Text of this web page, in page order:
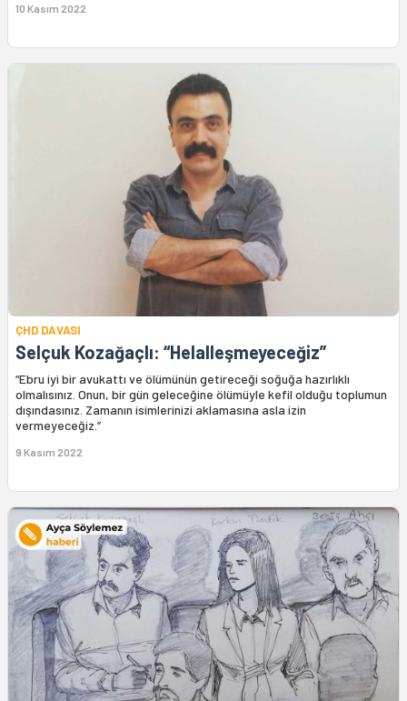
10 Kasım 2022
ÇHD DAVASI
Selçuk Kozağaçlı: “Helalleşmeyeceğiz”
“Ebru iyi bir avukattı ve ölümünün getireceği soğuğa hazırlıklı
olmalısınız. Onun, bir gün geleceğine ölümüyle kefil olduğu toplumun
dışındasınız. Zamanın isimlerinizi aklamasına asla izin
vermeyeceğiz.”
9 Kasım 2022